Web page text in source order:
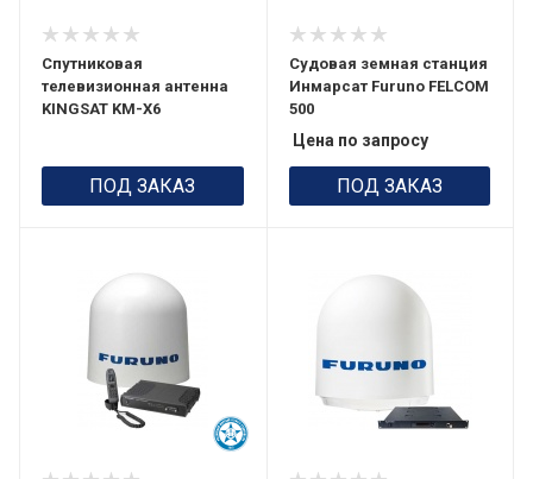
Спутниковая
телевизионная антенна
KINGSAT KM-X6
ПОД ЗАКАЗ
Судовая земная станция
Инмарсат Furuno FELCOM
500
Цена по запросу
ПОД ЗАКАЗ